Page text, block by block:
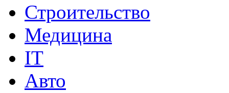
Строительство
Медицина
IT
Авто